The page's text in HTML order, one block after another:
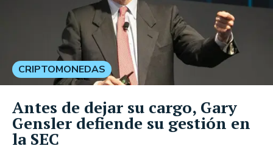
CRIPTOMONEDAS
Antes de dejar su cargo, Gary
Gensler defiende su gestión en
la SEC